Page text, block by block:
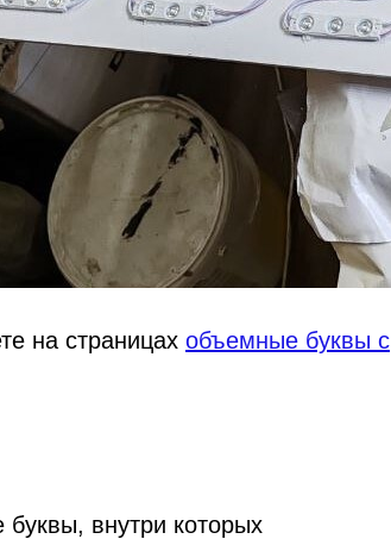
на страницах объемные буквы с
внутри которых